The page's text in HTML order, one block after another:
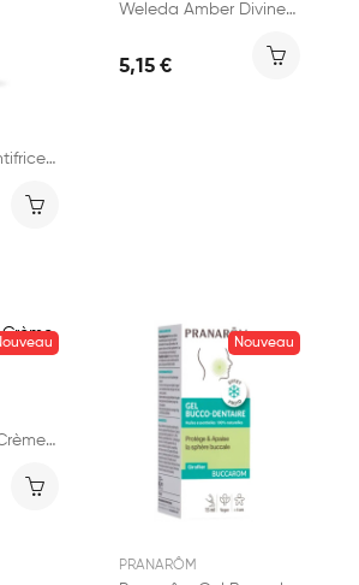
Weleda Gel Dentifrice Kids 50ml
Weleda Amber Divine Crème de Douche 200ml
5,15 €
Weleda Inspire Crème de Douche Grenade 200ml
Nouveau
PRANARÔM